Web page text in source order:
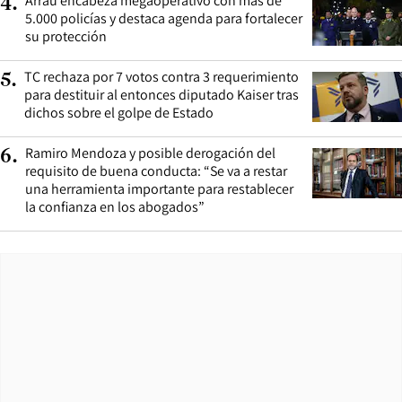
4.
5.000 policías y destaca agenda para fortalecer
su protección
5. TC rechaza por 7 votos contra 3 requerimiento
para destituir al entonces diputado Kaiser tras
dichos sobre el golpe de Estado
6. Ramiro Mendoza y posible derogación del
requisito de buena conducta: “Se va a restar
una herramienta importante para restablecer
la confianza en los abogados”